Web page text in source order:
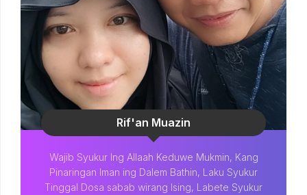
Rif'an Muazin
Wajib Syukur Ing Allaah Keduwe Mukmin, Kang
Pinaringan Iman ing Dalem Bathin, Laku Syukur
Tinggal Dosa sabab wirang Ising, Labete Syukur